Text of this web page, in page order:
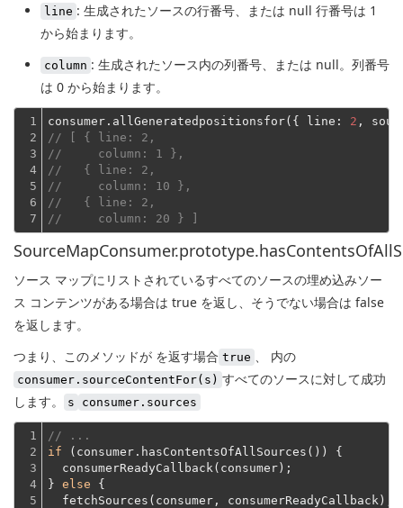
line : 生成されたソースの行番号、または null 行番号は 1
から始まります。
column : 生成されたソース内の列番号、または null。列番号
は 0 から始まります。
1
2
3
4
5
6
7
consumer.allGeneratedpositionsfor({ line : 2 ,
// [ { line: 2,
//     column: 1 },
//   { line: 2,
//     column: 10 },
//   { line: 2,
//     column: 20 } ]
ソース マップにリストされているすべてのソースの埋め込みソー
ス コンテンツがある場合は true を返し、そうでない場合は false
を返します。
つまり、このメソッドが を返す場合 true 内の
consumer.sourceContentFor(s) すべてのソースに対して成功
します。 s consumer.sources
1
2
3
4
5
// ...
if (consumer.hasContentsOfAllSources()) {
  consumerReadyCallback(consumer);
} else {
  fetchSources(consumer, consumerReadyCallback);